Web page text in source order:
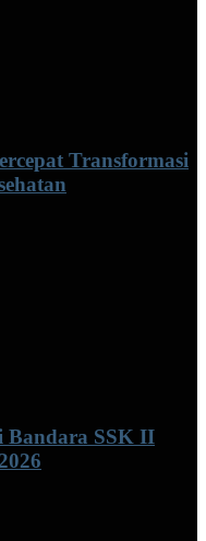
Transformasi
SSK II